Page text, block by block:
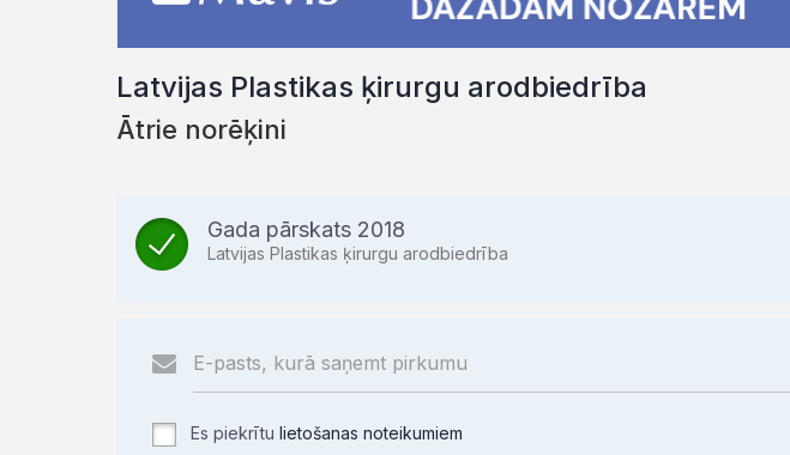
Latvijas Plastikas ķirurgu arodbiedrība
Ātrie norēķini
Gada pārskats 2018
Latvijas Plastikas ķirurgu arodbiedrība
Es piekrītu lietošanas noteikumiem